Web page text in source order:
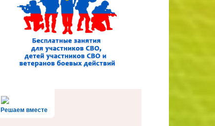
Решаем вместе